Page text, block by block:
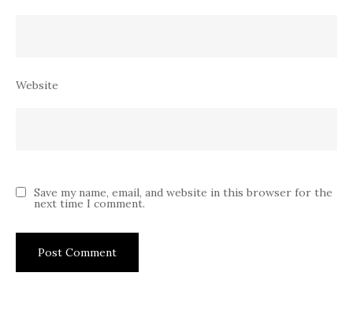
Website
Save my name, email, and website in this browser for the
next time I comment.